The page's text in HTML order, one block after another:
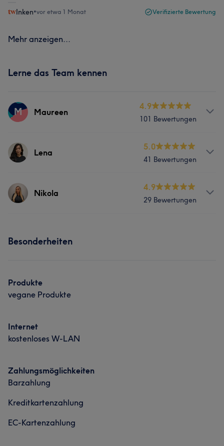
Inken•vor etwa 1 Monat Verifizierte Bewertung
Mehr anzeigen...
Lerne das Team kennen
M Maureen
4.9
101 Bewertungen
Services
Lena
5.0
41 Bewertungen
Services
Nikola
4.9
29 Bewertungen
Besonderheiten
Produkte
vegane Produkte
Internet
kostenloses W-LAN
Zahlungsmöglichkeiten
Barzahlung
Kreditkartenzahlung
EC-Kartenzahlung